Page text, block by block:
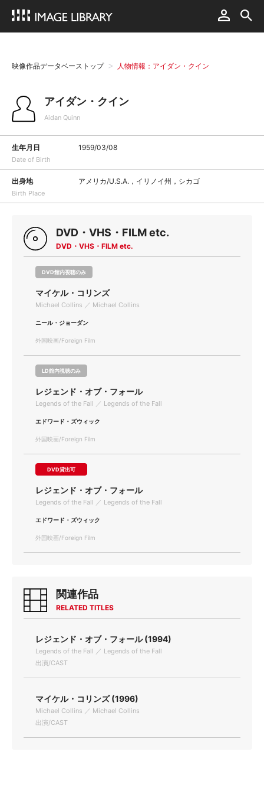
映像作品データベーストップ 人物情報：アイダン・クイン
アイダン・クイン
Aidan Quinn
生年月日
Date of Birth
1959/03/08
出身地
Birth Place
アメリカ/U.S.A.，イリノイ州，シカゴ
DVD・VHS・FILM etc.
DVD・VHS・FILM etc.
DVD館内視聴のみ
マイケル・コリンズ
Michael Collins ／ Michael Collins
ニール・ジョーダン
外国映画/Foreign Film
LD館内視聴のみ
レジェンド・オブ・フォール
Legends of the Fall ／ Legends of the Fall
エドワード・ズウィック
外国映画/Foreign Film
DVD貸出可
レジェンド・オブ・フォール
Legends of the Fall ／ Legends of the Fall
エドワード・ズウィック
外国映画/Foreign Film
関連作品
RELATED TITLES
レジェンド・オブ・フォール (1994)
Legends of the Fall ／ Legends of the Fall
出演/CAST
マイケル・コリンズ (1996)
Michael Collins ／ Michael Collins
出演/CAST